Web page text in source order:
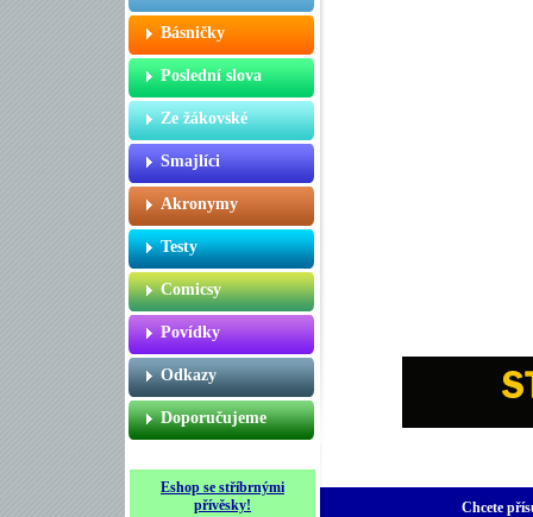
Básničky
Poslední slova
Ze žákovské
Smajlíci
Akronymy
Testy
Comicsy
Povídky
Odkazy
Doporučujeme
Eshop se stříbrnými
přívěsky!
Chcete